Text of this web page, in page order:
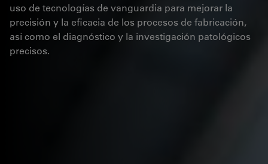
uso de tecnologías de vanguardia para mejorar la
precisión y la eficacia de los procesos de fabricación,
así como el diagnóstico y la investigación patológicos
precisos.